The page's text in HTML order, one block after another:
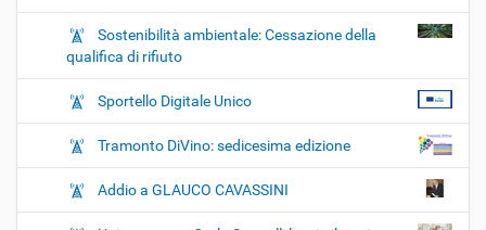
Sostenibilità ambientale: Cessazione della
qualifica di rifiuto
Sportello Digitale Unico
Tramonto DiVino: sedicesima edizione
Addio a GLAUCO CAVASSINI